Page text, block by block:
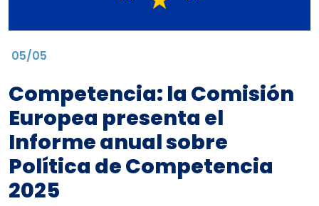
05/05
Competencia: la Comisión
Europea presenta el
Informe anual sobre
Política de Competencia
2025